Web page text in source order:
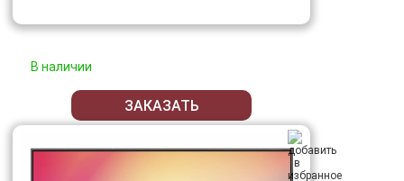
В наличии
ЗАКАЗАТЬ